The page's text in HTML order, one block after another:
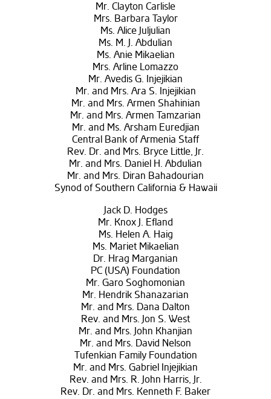
Mr. Clayton Carlisle
Mrs. Barbara Taylor
Ms. Alice Juljulian
Ms. M. J. Abdulian
Ms. Anie Mikaelian
Mrs. Arline Lomazzo
Mr. Avedis G. Injejikian
Mr. and Mrs. Ara S. Injejikian
Mr. and Mrs. Armen Shahinian
Mr. and Mrs. Armen Tamzarian
Mr. and Ms. Arsham Euredjian
Central Bank of Armenia Staff
Rev. Dr. and Mrs. Bryce Little, Jr.
Mr. and Mrs. Daniel H. Abdulian
Mr. and Mrs. Diran Bahadourian
Synod of Southern California & Hawaii
Jack D. Hodges
Mr. Knox J. Efland
Ms. Helen A. Haig
Ms. Mariet Mikaelian
Dr. Hrag Marganian
PC (USA) Foundation
Mr. Garo Soghomonian
Mr. Hendrik Shanazarian
Mr. and Mrs. Dana Dalton
Rev. and Mrs. Jon S. West
Mr. and Mrs. John Khanjian
Mr. and Mrs. David Nelson
Tufenkian Family Foundation
Mr. and Mrs. Gabriel Injejikian
Rev. and Mrs. R. John Harris, Jr.
Rev. Dr. and Mrs. Kenneth F. Baker